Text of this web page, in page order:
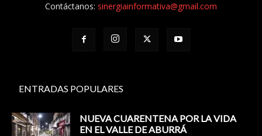
Contáctanos: sinergiainformativa@gmail.com
ENTRADAS POPULARES
NUEVA CUARENTENA POR LA VIDA
EN EL VALLE DE ABURRÁ